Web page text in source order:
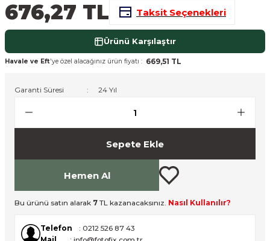
Cihazları
Standlar
676,27 TL Taksit Seçenekleri
Ürünü Karşılaştır
Havale ve Eft'ye özel alacağınız ürün fiyatı : 669,51 TL
Garanti Süresi 24 Yıl
Sepete Ekle
Hemen Al
Bu ürünü satın alarak 7 TL kazanacaksınız. Nasıl Kullanılır?
Telefon
: 0212 526 87 43